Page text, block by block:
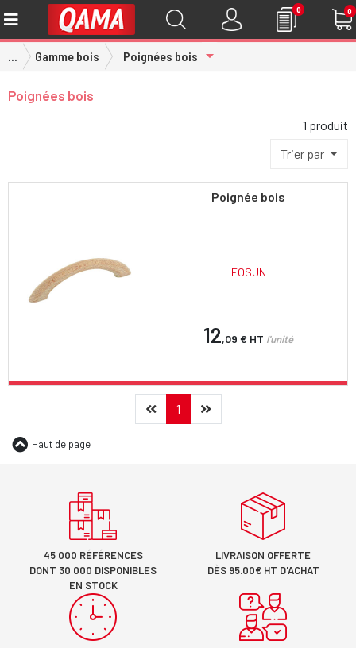
0 0
... Gamme bois Poignées bois Toggle Dropdown
Poignées bois
1 produit
Trier par
Poignée bois
FOSUN
12,09 € HT l'unité
Précédent
1(current)Suivant
Haut de page
45 000 RÉFÉRENCES
DONT 30 000 DISPONIBLES
EN STOCK
LIVRAISON OFFERTE
DÈS 95.00€ HT D'ACHAT